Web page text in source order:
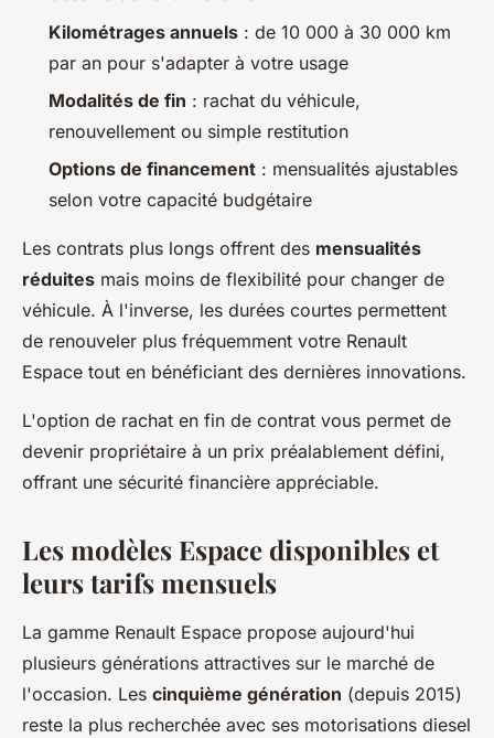
Kilométrages annuels : de 10 000 à 30 000 km
par an pour s'adapter à votre usage
Modalités de fin : rachat du véhicule,
renouvellement ou simple restitution
Options de financement : mensualités ajustables
selon votre capacité budgétaire
Les contrats plus longs offrent des mensualités
réduites mais moins de flexibilité pour changer de
véhicule. À l'inverse, les durées courtes permettent
de renouveler plus fréquemment votre Renault
Espace tout en bénéficiant des dernières innovations.
L'option de rachat en fin de contrat vous permet de
devenir propriétaire à un prix préalablement défini,
offrant une sécurité financière appréciable.
Les modèles Espace disponibles et
leurs tarifs mensuels
La gamme Renault Espace propose aujourd'hui
plusieurs générations attractives sur le marché de
l'occasion. Les cinquième génération (depuis 2015)
reste la plus recherchée avec ses motorisations diesel